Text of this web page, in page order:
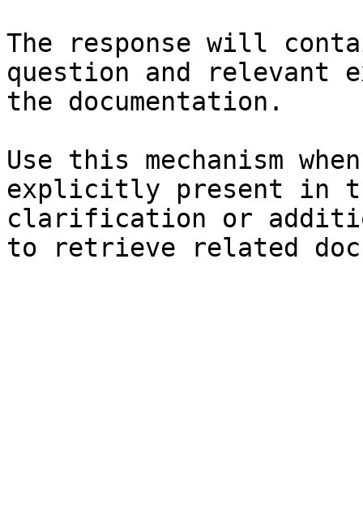
The response will
question and relevant
the documentation.
Use this mechanism
explicitly present in
clarification or